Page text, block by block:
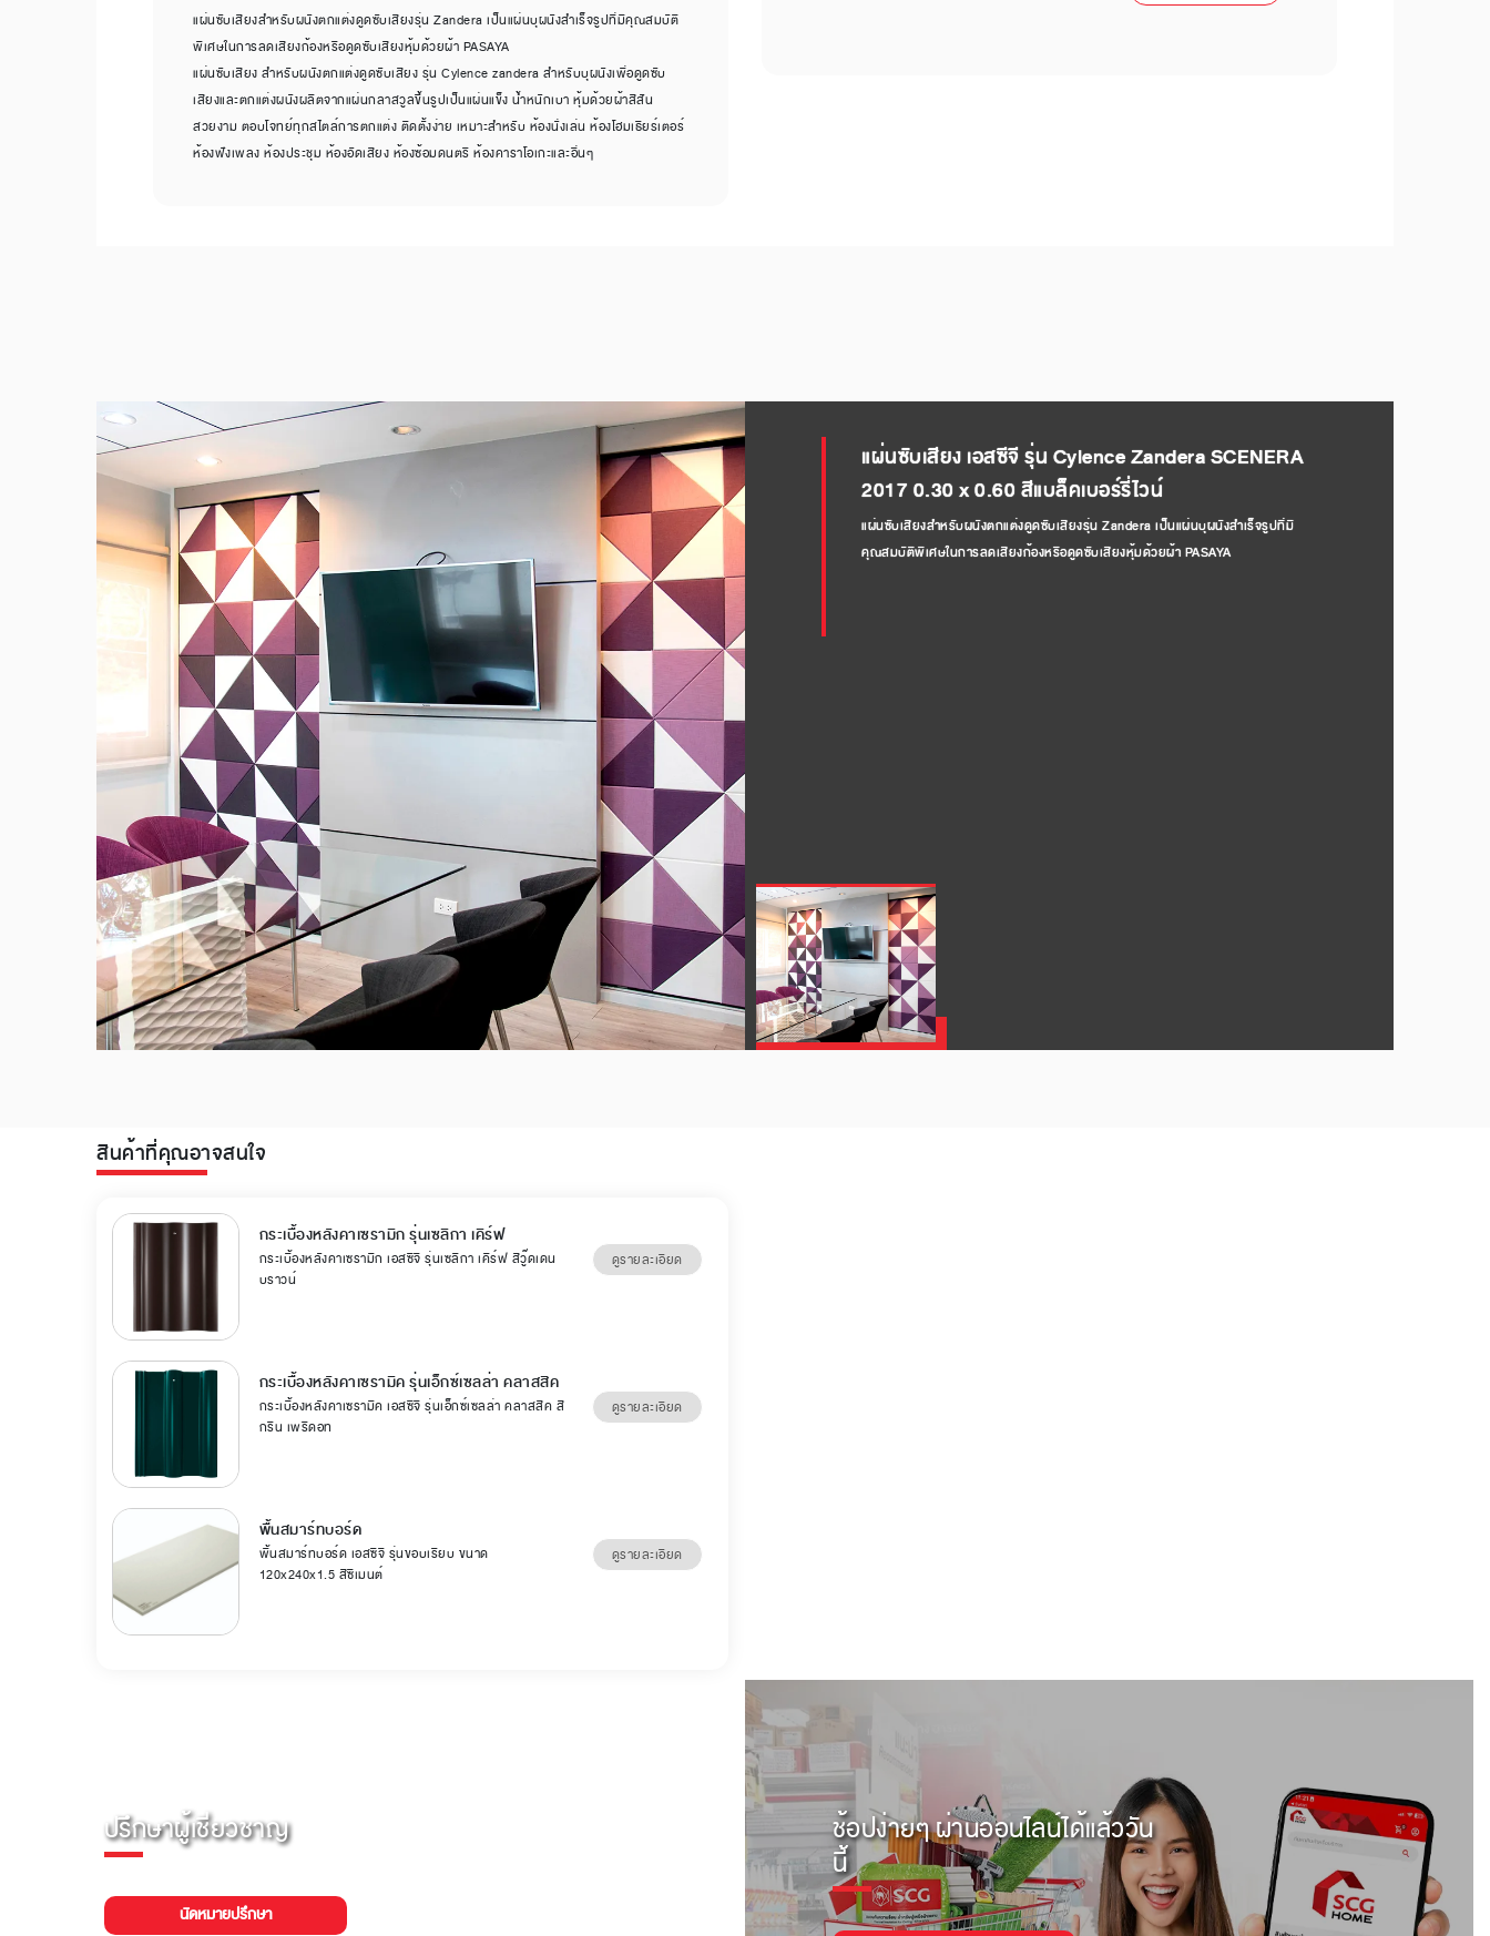
แผ่นซับเสียงสำหรับผนังตกแต่งดูดซับเสียงรุ่น Zandera เป็นแผ่นบุผนังสำเร็จรูปที่มีคุณสมบัติ
พิเศษในการลดเสียงก้องหรือดูดซับเสียงหุ้มด้วยผ้า PASAYA
แผ่นซับเสียง สำหรับผนังตกแต่งดูดซับเสียง รุ่น Cylence zandera สำหรับบุผนังเพื่อดูดซับ
เสียงและตกแต่งผนังผลิตจากแผ่นกลาสวูลขึ้นรูปเป็นแผ่นแข็ง น้ำหนักเบา หุ้มด้วยผ้าสีสัน
สวยงาม ตอบโจทย์ทุกสไตล์การตกแต่ง ติดตั้งง่าย เหมาะสำหรับ ห้องนั่งเล่น ห้องโฮมเธียร์เตอร์
ห้องฟังเพลง ห้องประชุม ห้องอัดเสียง ห้องซ้อมดนตรี ห้องคาราโอเกะและอื่นๆ
แผ่นซับเสียง เอสซีจี รุ่น Cylence Zandera SCENERA
2017 0.30 x 0.60 สีแบล็คเบอร์รี่ไวน์
แผ่นซับเสียงสำหรับผนังตกแต่งดูดซับเสียงรุ่น Zandera เป็นแผ่นบุผนังสำเร็จรูปที่มี
คุณสมบัติพิเศษในการลดเสียงก้องหรือดูดซับเสียงหุ้มด้วยผ้า PASAYA
สินค้าที่คุณอาจสนใจ
กระเบื้องหลังคาเซรามิก รุ่นเซลิกา เคิร์ฟ
กระเบื้องหลังคาเซรามิก เอสซีจี รุ่นเซลิกา เคิร์ฟ สีวู๊ดเดน
บราวน์
ดูรายละเอียด
กระเบื้องหลังคาเซรามิค รุ่นเอ็กซ์เซลล่า คลาสสิค
กระเบื้องหลังคาเซรามิค เอสซีจี รุ่นเอ็กซ์เซลล่า คลาสสิค สี
กรีน เพริดอท
ดูรายละเอียด
พื้นสมาร์ทบอร์ด
พื้นสมาร์ทบอร์ด เอสซีจี รุ่นขอบเรียบ ขนาด
120x240x1.5 สีซีเมนต์
ดูรายละเอียด
ปรึกษาผู้เชี่ยวชาญ
นัดหมายปรึกษา
ช้อปง่ายๆ ผ่านออนไลน์ได้แล้ววัน
นี้